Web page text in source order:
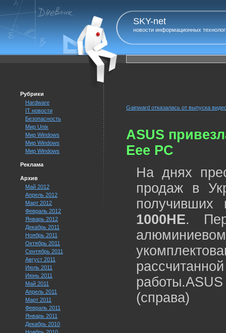
SKY-net
новости информационных
Рубрики
Hardware
IT новости
Безопасность
Мир Unix
Мир Windows
Мир Windows
Мир Windows
Реклама
Архив
Май 2012
Апрель 2012
Март 2012
Февраль 2012
Январь 2012
Декабрь 2011
Ноябрь 2011
Октябрь 2011
Сентябрь 2011
Август 2011
Июль 2011
Июнь 2011
Май 2011
Апрель 2011
Март 2011
Февраль 2011
Январь 2011
Декабрь 2010
Gainward отказалась от выпуска
ASUS
Eee PC
На днях
продаж в
1000HE.
алюминиевом
(справа)